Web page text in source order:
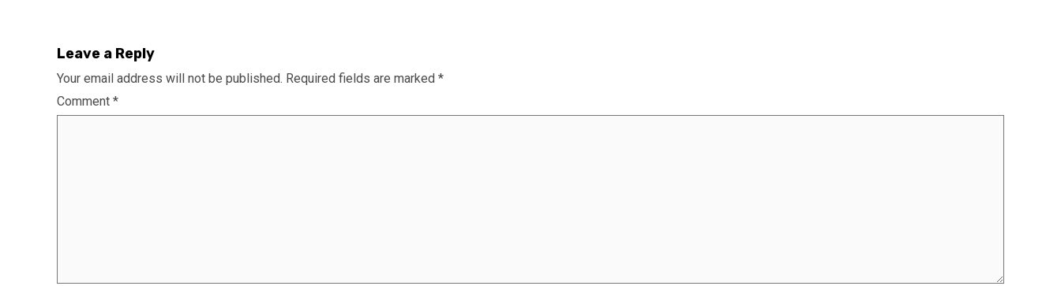
Leave a Reply
Your email address will not be published. Required fields are marked *
Comment *